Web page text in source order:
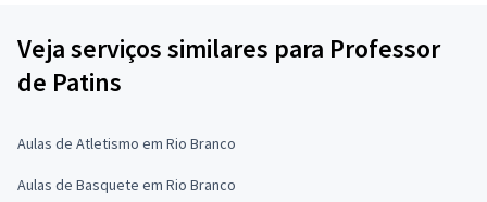
Veja serviços similares para Professor
de Patins
Aulas de Atletismo em Rio Branco
Aulas de Basquete em Rio Branco